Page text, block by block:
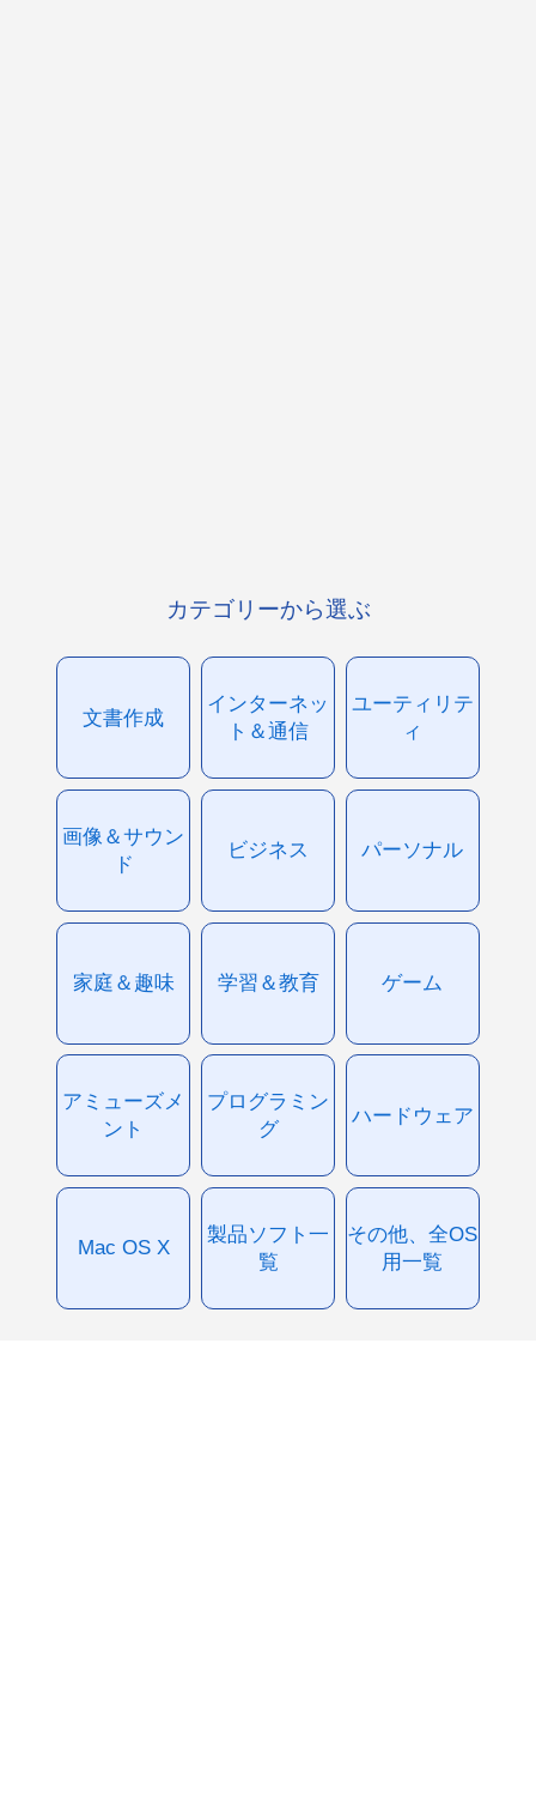
カテゴリーから選ぶ
文書作成
インターネッ
ト＆通信
ユーティリテ
ィ
画像＆サウン
ド
ビジネス パーソナル
家庭＆趣味 学習＆教育 ゲーム
アミューズメ
ント
プログラミン
グ
ハードウェア
Mac OS X
製品ソフト一
覧
その他、全OS
用一覧